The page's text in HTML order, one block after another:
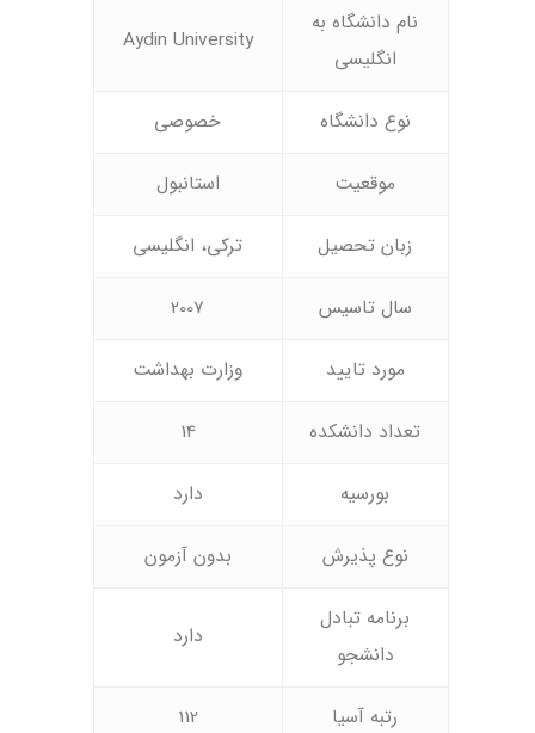
نام دانشگاه به
انگلیسی
Aydin University
نوع دانشگاه خصوصی
موقعیت استانبول
زبان تحصیل ترکی، انگلیسی
سال تاسیس 2007
مورد تایید وزارت بهداشت
تعداد دانشکده 14
بورسیه دارد
نوع پذیرش بدون آزمون
برنامه تبادل
دانشجو
دارد
رتبه آسیا 112